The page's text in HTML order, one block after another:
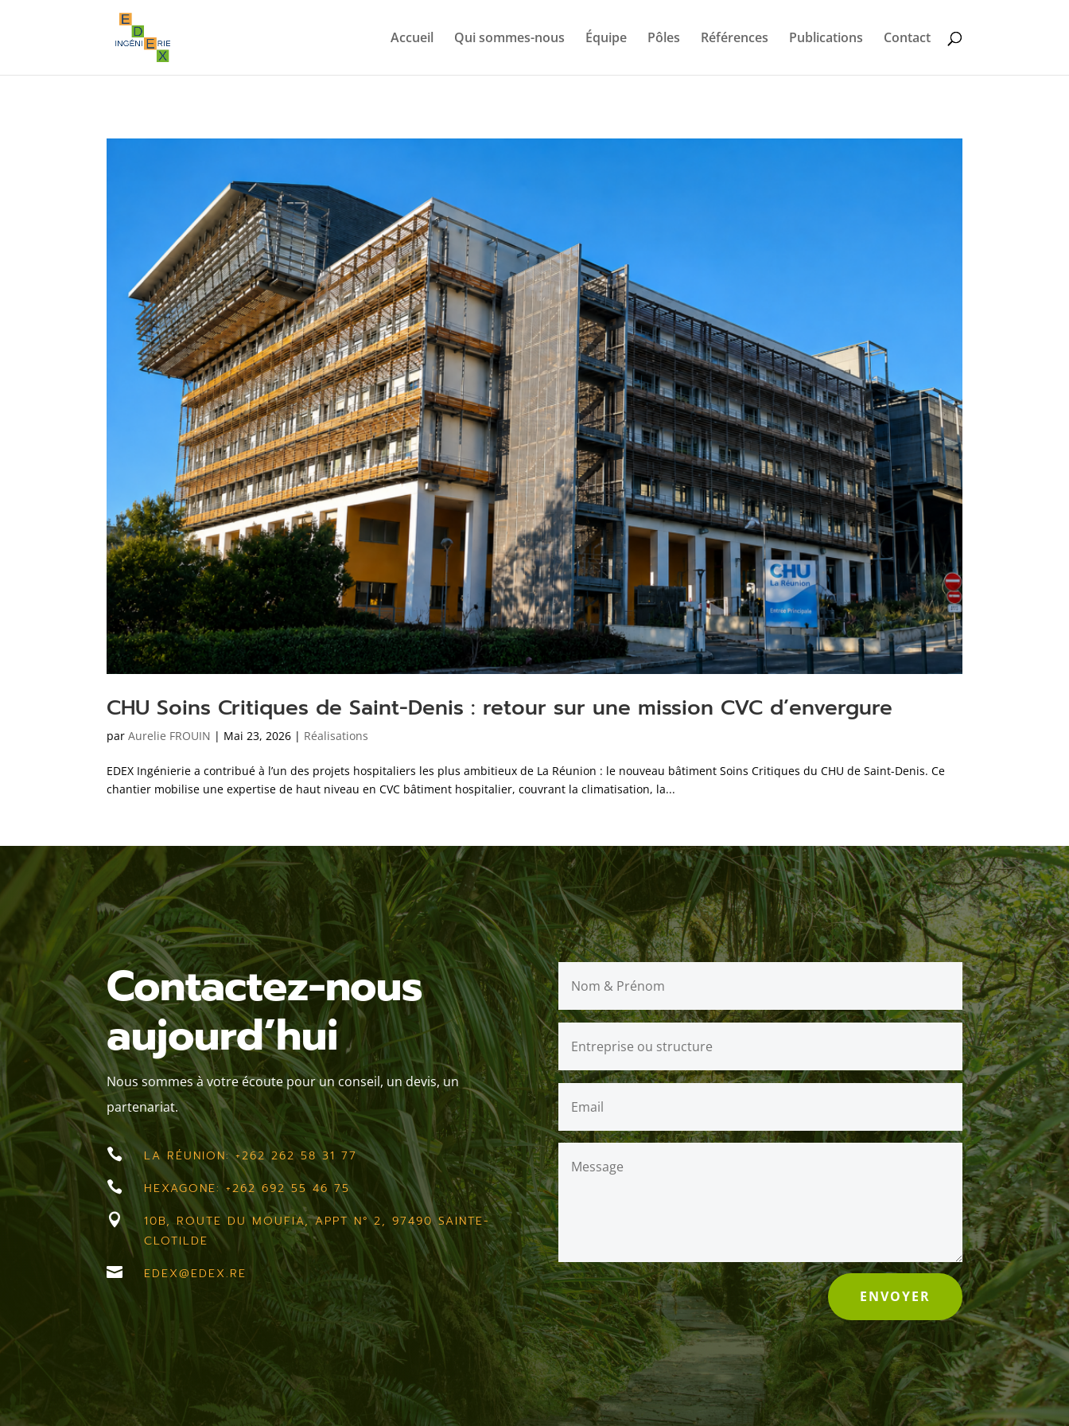
Accueil Qui sommes-nous Équipe Pôles Références Publications Contact
CHU Soins Critiques de Saint-Denis : retour sur une mission CVC d’envergure
parAurelie FROUIN | Mai 23, 2026 | Réalisations
EDEX Ingénierie a contribué à l’un des projets hospitaliers les plus ambitieux de La Réunion : le nouveau bâtiment Soins Critiques du CHU de Saint-Denis. Ce
chantier mobilise une expertise de haut niveau en CVC bâtiment hospitalier, couvrant la climatisation, la...
Contactez-nous
aujourd’hui
Nous sommes à votre écoute pour un conseil, un devis, un
partenariat.
 LA RÉUNION: +262 262 58 31 77
 HEXAGONE: +262 692 55 46 75

10B, ROUTE DU MOUFIA, APPT N° 2, 97490 SAINTE-
CLOTILDE
 EDEX@EDEX.RE
ENVOYER